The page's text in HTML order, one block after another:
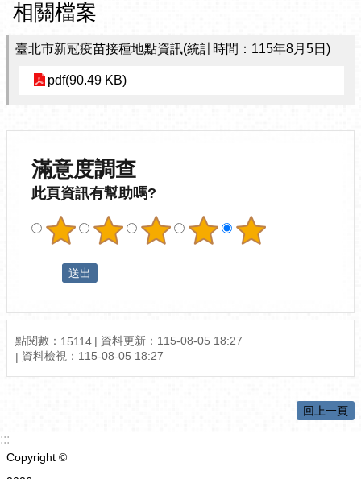
相關檔案
臺北市新冠疫苗接種地點資訊(統計時間：115年8月5日)
pdf(90.49 KB)
滿意度調查
此頁資訊有幫助嗎?
點閱數： 15114 資料更新： 115-08-05 18:27
資料檢視： 115-08-05 18:27
回上一頁
:::
Copyright ©